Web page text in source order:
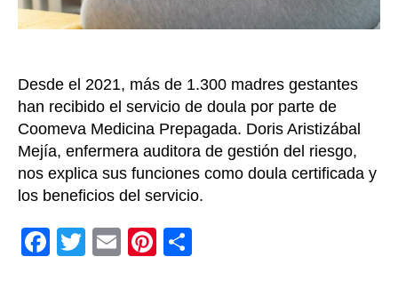
Desde el 2021, más de 1.300 madres gestantes
han recibido el servicio de doula por parte de
Coomeva Medicina Prepagada. Doris Aristizábal
Mejía, enfermera auditora de gestión del riesgo,
nos explica sus funciones como doula certificada y
los beneficios del servicio.
F
T
E
Pi